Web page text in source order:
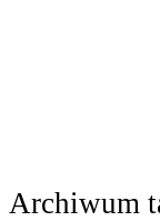
Archiwum